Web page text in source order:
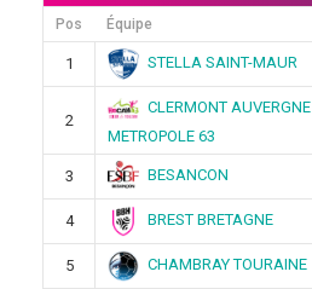
Pos Équipe
1 STELLA SAINT-MAUR
2
CLERMONT AUVERGNE
METROPOLE 63
3 BESANCON
4 BREST BRETAGNE
5 CHAMBRAY TOURAINE